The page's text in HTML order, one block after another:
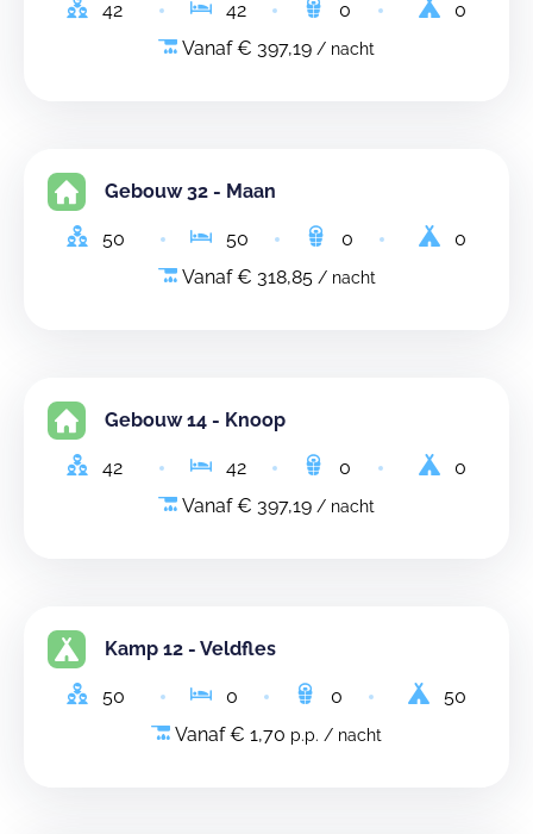
42 42 0
0
Vanaf € 397,19 / nacht
Gebouw 32 - Maan
50 50 0
0
Vanaf € 318,85 / nacht
Gebouw 14 - Knoop
42 42 0
0
Vanaf € 397,19 / nacht
Kamp 12 - Veldfles
50 0 0
50
Vanaf € 1,70 p.p. / nacht